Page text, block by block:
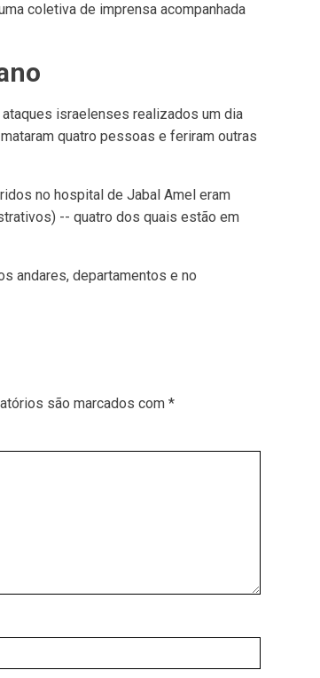
coletiva de imprensa acompanhada
israelenses realizados um dia
quatro pessoas e feriram outras
no hospital de Jabal Amel eram
-- quatro dos quais estão em
andares, departamentos e no
são marcados com *